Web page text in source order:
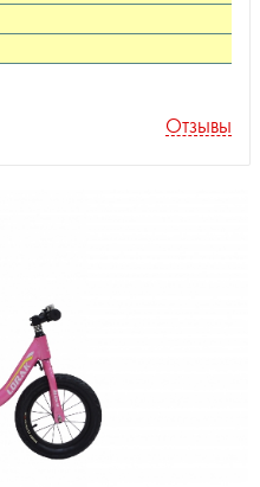
Отзывы